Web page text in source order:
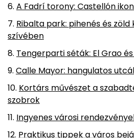
A Fadrí torony: Castellón
Ribalta park: pihenés és
szívében
Tengerparti séták: El Grao
Calle Mayor: hangulatos
Kortárs művészet a
szobrok
Ingyenes városi
Praktikus tippek a város